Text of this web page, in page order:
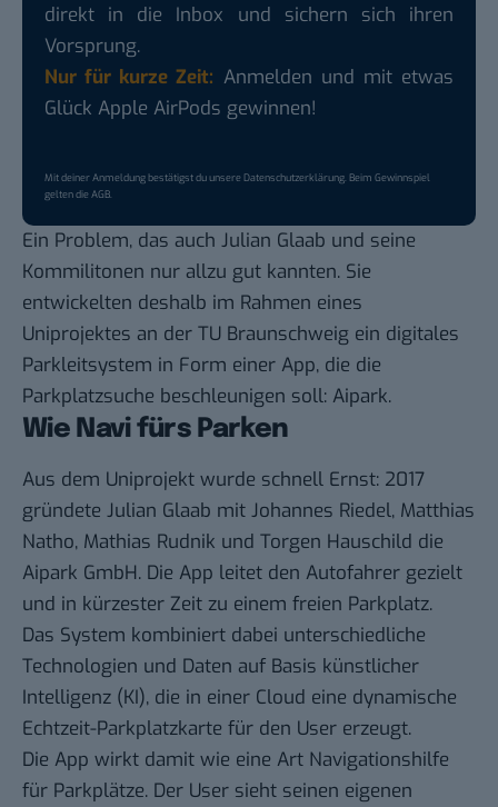
direkt in die Inbox und sichern sich ihren
Vorsprung.
Nur für kurze Zeit: Anmelden und mit etwas
Glück Apple AirPods gewinnen!
Mit deiner Anmeldung bestätigst du unsereDatenschutzerklärung. Beim Gewinnspiel
gelten dieAGB.
Ein Problem, das auch Julian Glaab und seine
Kommilitonen nur allzu gut kannten. Sie
entwickelten deshalb im Rahmen eines
Uniprojektes an der TU Braunschweig ein digitales
Parkleitsystem in Form einer App, die die
Parkplatzsuche beschleunigen soll: Aipark.
Wie Navi fürs Parken
Aus dem Uniprojekt wurde schnell Ernst: 2017
gründete Julian Glaab mit Johannes Riedel, Matthias
Natho, Mathias Rudnik und Torgen Hauschild die
Aipark GmbH. Die App leitet den Autofahrer gezielt
und in kürzester Zeit zu einem freien Parkplatz.
Das System kombiniert dabei unterschiedliche
Technologien und Daten auf Basis künstlicher
Intelligenz (KI), die in einer Cloud eine dynamische
Echtzeit-Parkplatzkarte für den User erzeugt.
Die App wirkt damit wie eine Art Navigationshilfe
für Parkplätze. Der User sieht seinen eigenen